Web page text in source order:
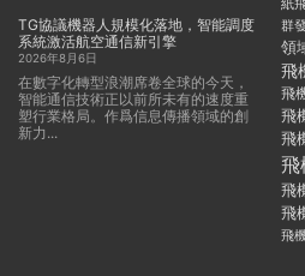
TG協議機器人規模化落地，智能調度
系統激活航空通信新引擎
2026年8月6日
在數字化轉型浪潮席卷全球的今天，
智能通信技術正以前所未有的速度重
塑行業格局。作爲信息傳播領域的創
新力...
紙
群
領
飛
飛
飛
飛
飛
飛
飛
飛